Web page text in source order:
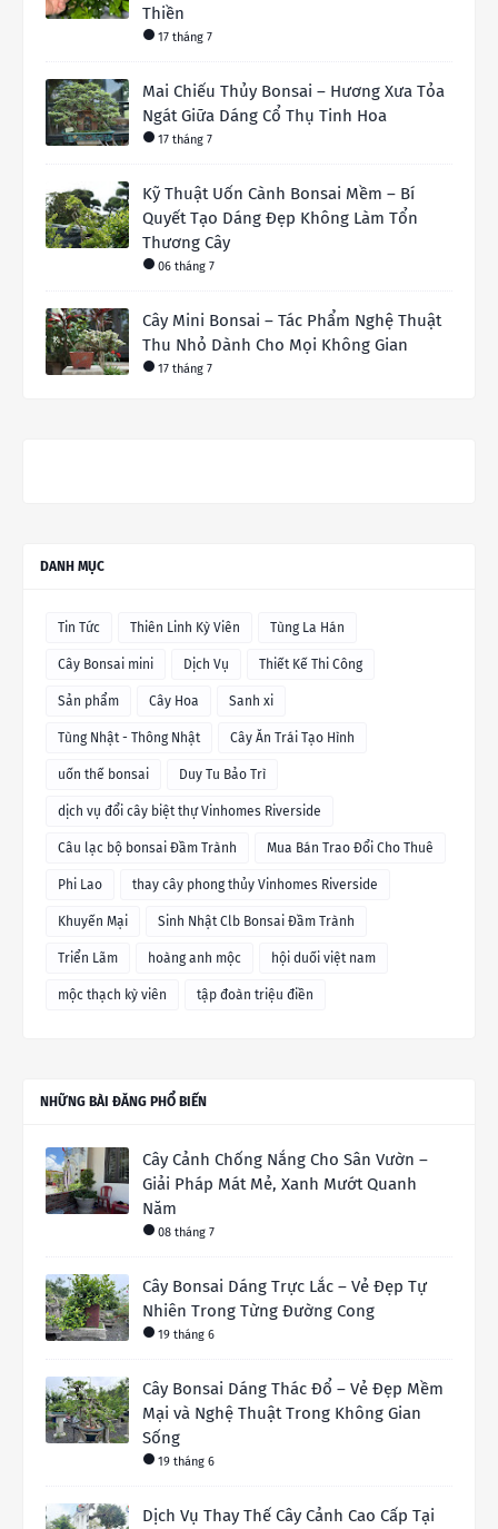
Thiền
17 tháng 7
Mai Chiếu Thủy Bonsai – Hương Xưa Tỏa
Ngát Giữa Dáng Cổ Thụ Tinh Hoa
17 tháng 7
Kỹ Thuật Uốn Cành Bonsai Mềm – Bí
Quyết Tạo Dáng Đẹp Không Làm Tổn
Thương Cây
06 tháng 7
Cây Mini Bonsai – Tác Phẩm Nghệ Thuật
Thu Nhỏ Dành Cho Mọi Không Gian
17 tháng 7
DANH MỤC
Tin Tức Thiên Linh Kỳ Viên Tùng La Hán
Cây Bonsai mini Dịch Vụ Thiết Kế Thi Công
Sản phẩm Cây Hoa Sanh xi
Tùng Nhật - Thông Nhật Cây Ăn Trái Tạo Hình
uốn thế bonsai Duy Tu Bảo Trì
dịch vụ đổi cây biệt thự Vinhomes Riverside
Câu lạc bộ bonsai Đầm Trành Mua Bán Trao Đổi Cho Thuê
Phi Lao thay cây phong thủy Vinhomes Riverside
Khuyến Mại Sinh Nhật Clb Bonsai Đầm Trành
Triển Lãm hoàng anh mộc hội duối việt nam
mộc thạch kỳ viên tập đoàn triệu điền
NHỮNG BÀI ĐĂNG PHỔ BIẾN
Cây Cảnh Chống Nắng Cho Sân Vườn –
Giải Pháp Mát Mẻ, Xanh Mướt Quanh
Năm
08 tháng 7
Cây Bonsai Dáng Trực Lắc – Vẻ Đẹp Tự
Nhiên Trong Từng Đường Cong
19 tháng 6
Cây Bonsai Dáng Thác Đổ – Vẻ Đẹp Mềm
Mại và Nghệ Thuật Trong Không Gian
Sống
19 tháng 6
Dịch Vụ Thay Thế Cây Cảnh Cao Cấp Tại